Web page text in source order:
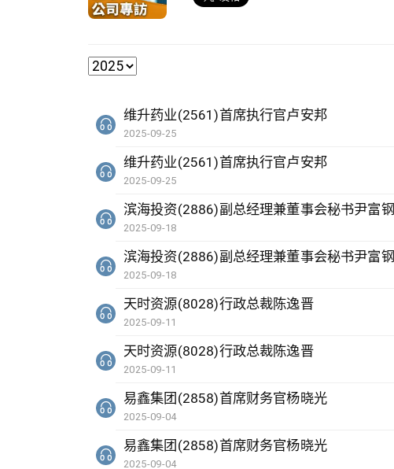
维升药业(2561)首席执行官卢安邦
2025-09-25
维升药业(2561)首席执行官卢安邦
2025-09-25
滨海投资(2886)副总经理兼董事会秘书尹富钢
2025-09-18
滨海投资(2886)副总经理兼董事会秘书尹富钢
2025-09-18
天时资源(8028)行政总裁陈逸晋
2025-09-11
天时资源(8028)行政总裁陈逸晋
2025-09-11
易鑫集团(2858)首席财务官杨晓光
2025-09-04
易鑫集团(2858)首席财务官杨晓光
2025-09-04